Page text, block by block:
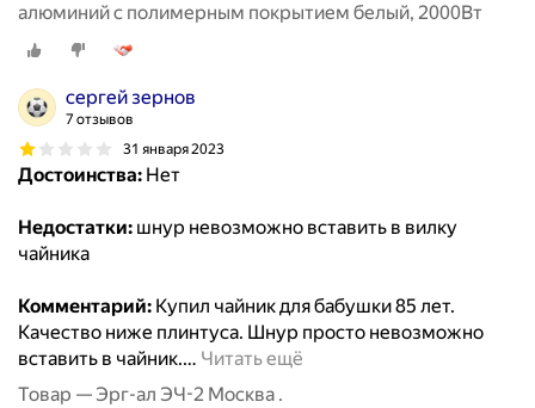
алюминий с полимерным покрытием белый, 2000Вт
сергей зернов
7 отзывов
31 января 2023
Достоинства: Нет
Недостатки: шнур невозможно вставить в вилку
чайника
Комментарий: Купил чайник для бабушки 85 лет.
Качество ниже плинтуса. Шнур просто невозможно
вставить в чайник.… Читать ещё
Товар — Эрг-ал ЭЧ-2 Москва .